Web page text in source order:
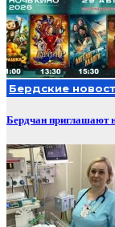
Бердские
Бердчан приглашают